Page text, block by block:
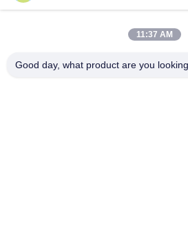
11:37 AM
Good day, what product are you